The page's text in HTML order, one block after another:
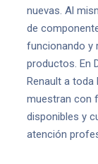
nuevas. Al
de
funcionando y
productos. En
Renault a toda
muestran con
disponibles y
atención